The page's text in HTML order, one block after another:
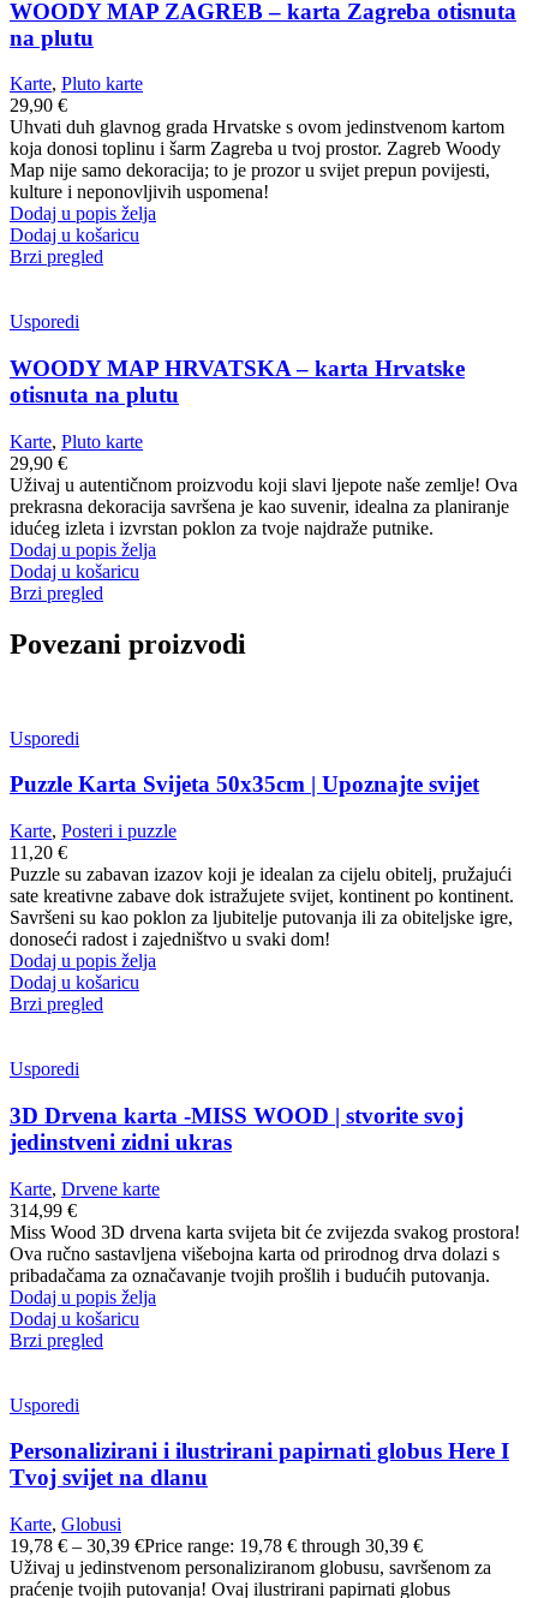
WOODY MAP ZAGREB – karta Zagreba otisnuta
na plutu
Karte, Pluto karte
29,90 €
Uhvati duh glavnog grada Hrvatske s ovom jedinstvenom kartom
koja donosi toplinu i šarm Zagreba u tvoj prostor. Zagreb Woody
Map nije samo dekoracija; to je prozor u svijet prepun povijesti,
kulture i neponovljivih uspomena!
Dodaj u popis želja
Dodaj u košaricu
Brzi pregled
Usporedi
WOODY MAP HRVATSKA – karta Hrvatske
otisnuta na plutu
Karte, Pluto karte
29,90 €
Uživaj u autentičnom proizvodu koji slavi ljepote naše zemlje! Ova
prekrasna dekoracija savršena je kao suvenir, idealna za planiranje
idućeg izleta i izvrstan poklon za tvoje najdraže putnike.
Dodaj u popis želja
Dodaj u košaricu
Brzi pregled
Povezani proizvodi
Usporedi
Puzzle Karta Svijeta 50x35cm | Upoznajte svijet
Karte, Posteri i puzzle
11,20 €
Puzzle su zabavan izazov koji je idealan za cijelu obitelj, pružajući
sate kreativne zabave dok istražujete svijet, kontinent po kontinent.
Savršeni su kao poklon za ljubitelje putovanja ili za obiteljske igre,
donoseći radost i zajedništvo u svaki dom!
Dodaj u popis želja
Dodaj u košaricu
Brzi pregled
Usporedi
3D Drvena karta -MISS WOOD | stvorite svoj
jedinstveni zidni ukras
Karte, Drvene karte
314,99 €
Miss Wood 3D drvena karta svijeta bit će zvijezda svakog prostora!
Ova ručno sastavljena višebojna karta od prirodnog drva dolazi s
pribadačama za označavanje tvojih prošlih i budućih putovanja.
Dodaj u popis želja
Dodaj u košaricu
Brzi pregled
Usporedi
Personalizirani i ilustrirani papirnati globus Here I
Tvoj svijet na dlanu
Karte, Globusi
19,78 € – 30,39 €Price range: 19,78 € through 30,39 €
Uživaj u jedinstvenom personaliziranom globusu, savršenom za
praćenje tvojih putovanja! Ovaj ilustrirani papirnati globus